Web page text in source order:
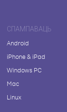
СПАМПАВАЦЬ
Android
iPhone & iPad
Windows PC
Mac
Linux